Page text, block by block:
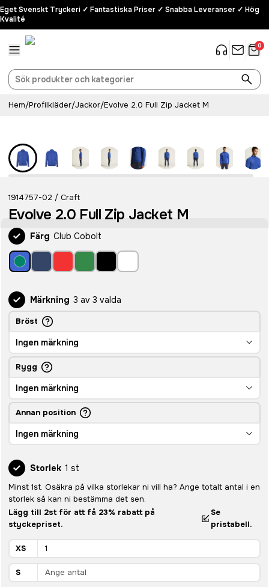
Eget Svenskt Tryckeri ✓ Fantastiska Priser ✓ Snabba Leveranser ✓ Hög
Kvalité
0
Hem/Profilkläder/Jackor/Evolve 2.0 Full Zip Jacket M
1914757-02 / Craft
Evolve 2.0 Full Zip Jacket M
Färg Club Cobolt
Märkning 3 av 3 valda
Bröst
Ingen märkning
Rygg
Ingen märkning
Annan position
Ingen märkning
Storlek 1 st
Minst 1st. Osäkra på vilka storlekar ni vill ha? Ange totalt antal i en
storlek så kan ni bestämma det sen.
Lägg till 2st för att få 23% rabatt på
styckepriset.
Se
pristabell.
XS
S